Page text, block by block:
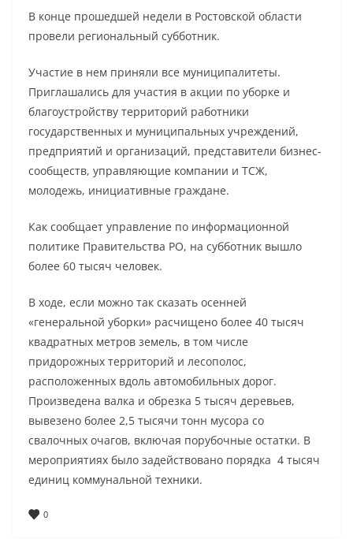
В конце прошедшей недели в Ростовской области
провели региональный субботник.
Участие в нем приняли все муниципалитеты.
Приглашались для участия в акции по уборке и
благоустройству территорий работники
государственных и муниципальных учреждений,
предприятий и организаций, представители бизнес-
сообществ, управляющие компании и ТСЖ,
молодежь, инициативные граждане.
Как сообщает управление по информационной
политике Правительства РО, на субботник вышло
более 60 тысяч человек.
В ходе, если можно так сказать осенней
«генеральной уборки» расчищено более 40 тысяч
квадратных метров земель, в том числе
придорожных территорий и лесополос,
расположенных вдоль автомобильных дорог.
Произведена валка и обрезка 5 тысяч деревьев,
вывезено более 2,5 тысячи тонн мусора со
свалочных очагов, включая порубочные остатки. В
мероприятиях было задействовано порядка 4 тысяч
единиц коммунальной техники.
0